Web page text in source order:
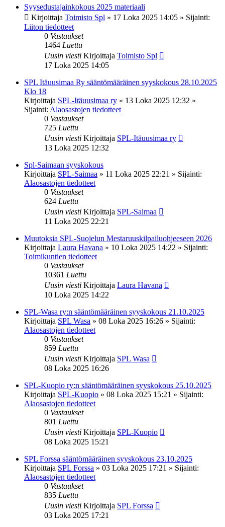
Syysedustajainkokous 2025 materiaali
Kirjoittaja Toimisto Spl » 17 Loka 2025 14:05 » Sijainti:
Liiton tiedotteet
0 Vastaukset
1464 Luettu
Uusin viesti Kirjoittaja Toimisto Spl
17 Loka 2025 14:05
SPL Itäuusimaa Ry sääntömääräinen syyskokous 28.10.2025
Klo 18
Kirjoittaja SPL-Itäuusimaa ry » 13 Loka 2025 12:32 »
Sijainti: Alaosastojen tiedotteet
0 Vastaukset
725 Luettu
Uusin viesti Kirjoittaja SPL-Itäuusimaa ry
13 Loka 2025 12:32
Spl-Saimaan syyskokous
Kirjoittaja SPL-Saimaa » 11 Loka 2025 22:21 » Sijainti:
Alaosastojen tiedotteet
0 Vastaukset
624 Luettu
Uusin viesti Kirjoittaja SPL-Saimaa
11 Loka 2025 22:21
Muutoksia SPL-Suojelun Mestaruuskilpailuohjeeseen 2026
Kirjoittaja Laura Havana » 10 Loka 2025 14:22 » Sijainti:
Toimikuntien tiedotteet
0 Vastaukset
10361 Luettu
Uusin viesti Kirjoittaja Laura Havana
10 Loka 2025 14:22
SPL-Wasa ry:n sääntömääräinen syyskokous 21.10.2025
Kirjoittaja SPL Wasa » 08 Loka 2025 16:26 » Sijainti:
Alaosastojen tiedotteet
0 Vastaukset
859 Luettu
Uusin viesti Kirjoittaja SPL Wasa
08 Loka 2025 16:26
SPL-Kuopio ry:n sääntömääräinen syyskokous 25.10.2025
Kirjoittaja SPL-Kuopio » 08 Loka 2025 15:21 » Sijainti:
Alaosastojen tiedotteet
0 Vastaukset
801 Luettu
Uusin viesti Kirjoittaja SPL-Kuopio
08 Loka 2025 15:21
SPL Forssa sääntömääräinen syyskokous 23.10.2025
Kirjoittaja SPL Forssa » 03 Loka 2025 17:21 » Sijainti:
Alaosastojen tiedotteet
0 Vastaukset
835 Luettu
Uusin viesti Kirjoittaja SPL Forssa
03 Loka 2025 17:21